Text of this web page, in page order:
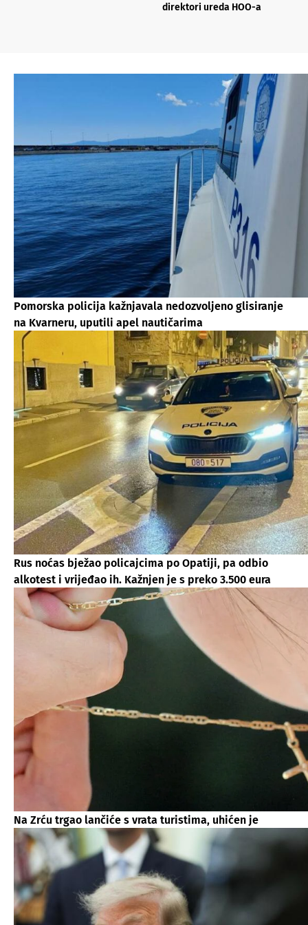
direktori ureda HOO-a
Pomorska policija kažnjavala nedozvoljeno glisiranje
na Kvarneru, uputili apel nautičarima
Rus noćas bježao policajcima po Opatiji, pa odbio
alkotest i vrijeđao ih. Kažnjen je s preko 3.500 eura
Na Zrću trgao lančiće s vrata turistima, uhićen je